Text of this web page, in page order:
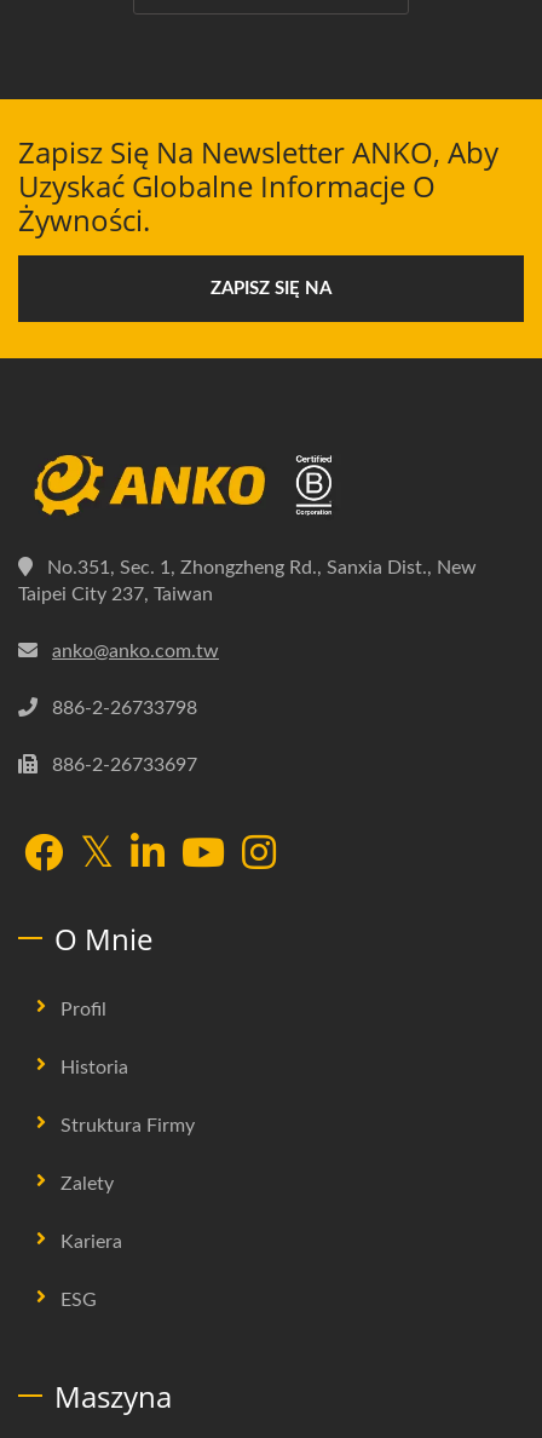
Zapisz Się Na Newsletter ANKO, Aby
Uzyskać Globalne Informacje O
Żywności.
ZAPISZ SIĘ NA
No.351, Sec. 1, Zhongzheng Rd., Sanxia Dist., New
Taipei City 237, Taiwan
anko@anko.com.tw
886-2-26733798
886-2-26733697
O Mnie
Profil
Historia
Struktura Firmy
Zalety
Kariera
ESG
Maszyna